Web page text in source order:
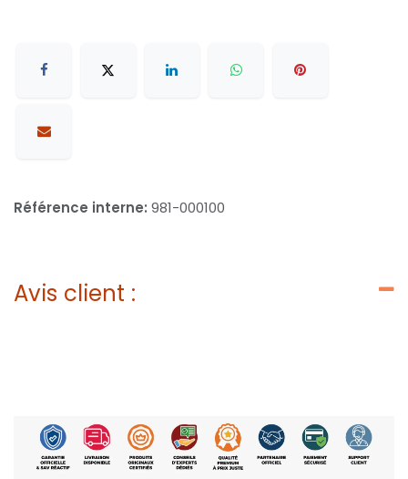
Référence interne: 981-000100
Avis client :